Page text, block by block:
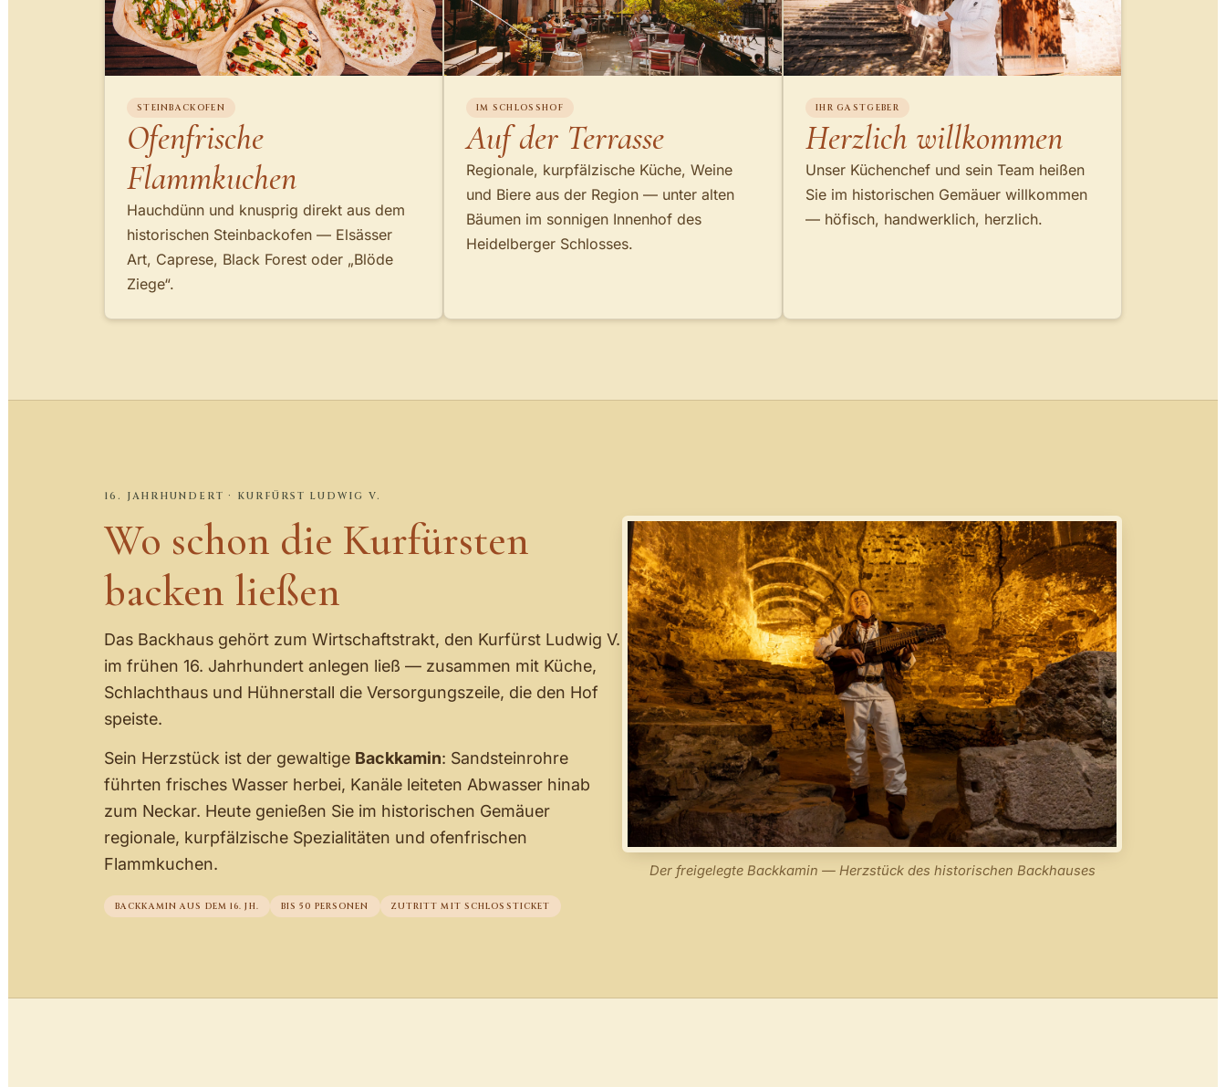
STEINBACKOFEN
Ofenfrische
Flammkuchen
Hauchdünn und knusprig direkt aus dem
historischen Steinbackofen — Elsässer
Art, Caprese, Black Forest oder „Blöde
Ziege“.
IM SCHLOSSHOF
Auf der Terrasse
Regionale, kurpfälzische Küche, Weine
und Biere aus der Region — unter alten
Bäumen im sonnigen Innenhof des
Heidelberger Schlosses.
IHR GASTGEBER
Herzlich willkommen
Unser Küchenchef und sein Team heißen
Sie im historischen Gemäuer willkommen
— höfisch, handwerklich, herzlich.
16. JAHRHUNDERT · KURFÜRST LUDWIG V.
Wo schon die Kurfürsten
backen ließen
Das Backhaus gehört zum Wirtschaftstrakt, den Kurfürst Ludwig V.
im frühen 16. Jahrhundert anlegen ließ — zusammen mit Küche,
Schlachthaus und Hühnerstall die Versorgungszeile, die den Hof
speiste.
Sein Herzstück ist der gewaltige Backkamin: Sandsteinrohre
führten frisches Wasser herbei, Kanäle leiteten Abwasser hinab
zum Neckar. Heute genießen Sie im historischen Gemäuer
regionale, kurpfälzische Spezialitäten und ofenfrischen
Flammkuchen.
BACKKAMIN AUS DEM 16. JH. BIS 50 PERSONEN ZUTRITT MIT SCHLOSSTICKET
Der freigelegte Backkamin — Herzstück des historischen Backhauses